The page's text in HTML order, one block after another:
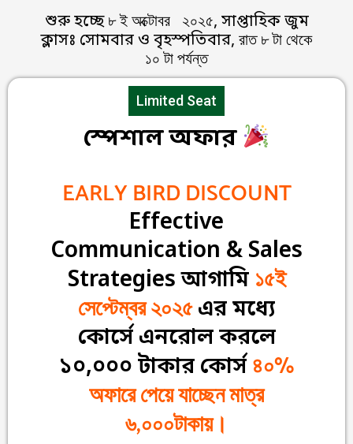
শুরু হচ্ছে৮ ই অক্টোবর ২০২৫, সাপ্তাহিক জুম
ক্লাসঃ সোমবার ও বৃহস্পতিবার, রাত ৮ টা থেকে
১০ টা পর্যন্ত
স্পেশাল অফার
EARLY BIRD DISCOUNT
Effective
Communication & Sales
Strategies আগামি ১৫ই
সেপ্টেম্বর ২০২৫এর মধ্যে
কোর্সে এনরোল করলে
১০,০০০ টাকার কোর্স ৪০%
অফারে পেয়ে যাচ্ছেন মাত্র
৬,০০০টাকায়।
Limited Seat